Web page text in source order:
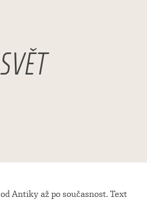
Antiky až po současnost. Text